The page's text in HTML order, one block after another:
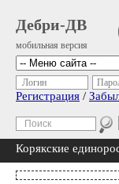
Дебри-ДВ
мобильная версия
Логин
Регистрация /
Корякские